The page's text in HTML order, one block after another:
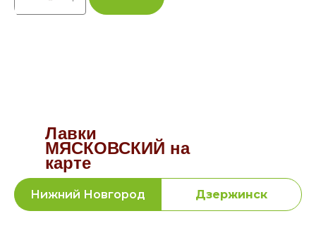
Лавки
МЯСКОВСКИЙ на
карте
Нижний Новгород Дзержинск